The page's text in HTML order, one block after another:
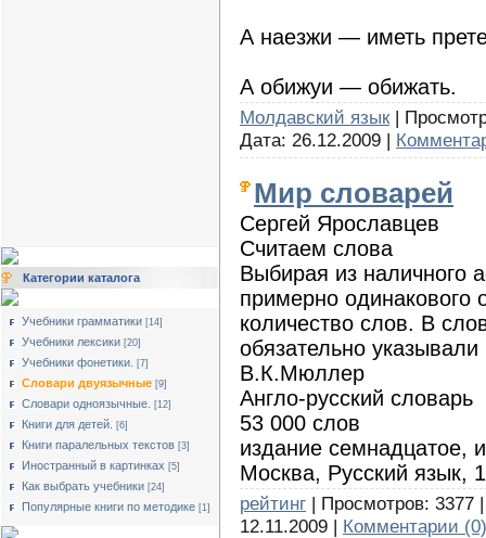
Категории каталога
Учебники грамматики [14]
Учебники лексики [20]
Учебники фонетики. [7]
Словари двуязычные [9]
Словари одноязычные. [12]
Книги для детей. [6]
Книги паралельных текстов [3]
Иностранный в картинках [5]
Как выбрать учебники [24]
Популярные книги по методике [1]
А наезжи — иметь
А обижуи — обижать.
Молдавский язык|
Дата: 26.12.2009 |
Мир словарей
Сергей Ярославцев
Считаем слова
Выбирая из наличного
примерно
количество слов. В
обязательно
В.К.Мюллер
Англо-русский словарь
53 000 слов
издание семнадцатое,
Москва, Русский язык,
рейтинг | Просмотров: 3377
12.11.2009 | Комментарии (0)